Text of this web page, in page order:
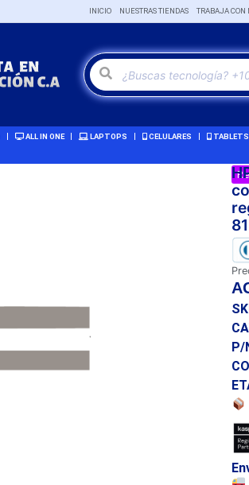
INICIO NUESTRAS TIENDAS TRABAJA CON
ALL IN ONE LAPTOPS CELULARES TABLETS
P/